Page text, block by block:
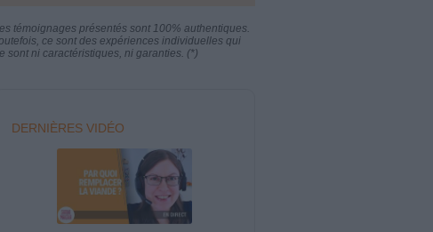
témoignages présentés sont 100% authentiques.
ce sont des expériences individuelles qui
sont ni caractéristiques, ni garanties. (*)
DERNIÈRES VIDÉO